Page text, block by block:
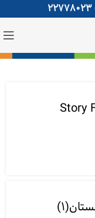
22778023
Story